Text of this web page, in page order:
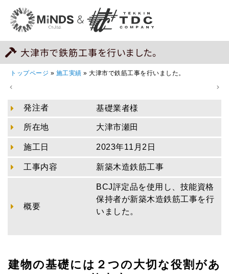
大津市で鉄筋工事を行いました。
トップページ » 施工実績 » 大津市で鉄筋工事を行いました。
発注者 基礎業者様
所在地 大津市瀬田
施工日 2023年11月2日
工事内容 新築木造鉄筋工事
概要
BCJ評定品を使用し、技能資格
保持者が新築木造鉄筋工事を行
いました。
建物の基礎には２つの大切な役割があ